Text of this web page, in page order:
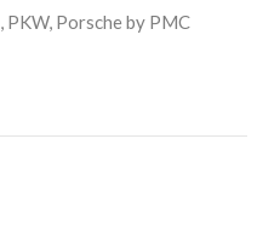
, PKW, Porscheby PMC